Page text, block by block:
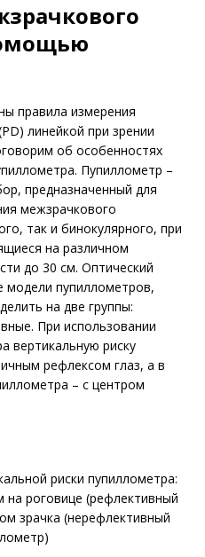
правила измерения
линейкой при зрении
об особенностях
Пупиллометр –
предназначенный для
межзрачкового
так и бинокулярного, при
на различном
до 30 см. Оптический
модели пупиллометров,
на две группы:
При использовании
вертикальную риску
рефлексом глаз, а в
– с центром
риски пупиллометра:
роговице (рефлективный
зрачка (нерефлективный